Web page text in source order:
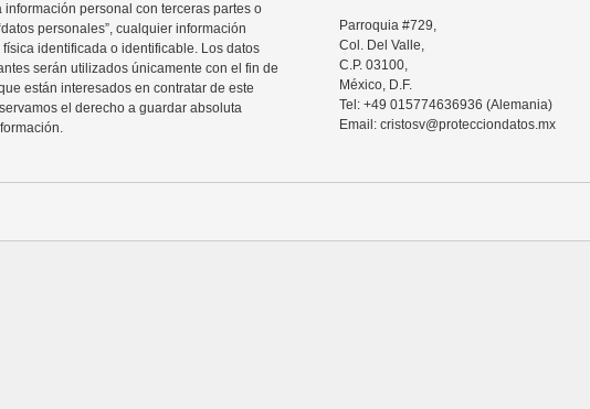
personal con terceras partes o
personales”, cualquier información
identificada o identificable. Los datos
serán utilizados únicamente con el fin de
están interesados en contratar de este
el derecho a guardar absoluta
Parroquia #729,
Col. Del Valle,
C.P. 03100,
México, D.F.
Tel: +49 015774636936 (Alemania)
Email: cristosv@protecciondatos.mx